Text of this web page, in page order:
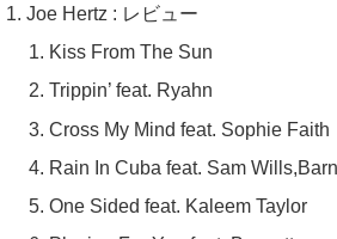
Joe Hertz : レビュー
Kiss From The Sun
Trippin’ feat. Ryahn
Cross My Mind feat. Sophie Faith
Rain In Cuba feat. Sam
One Sided feat. Kaleem Taylor